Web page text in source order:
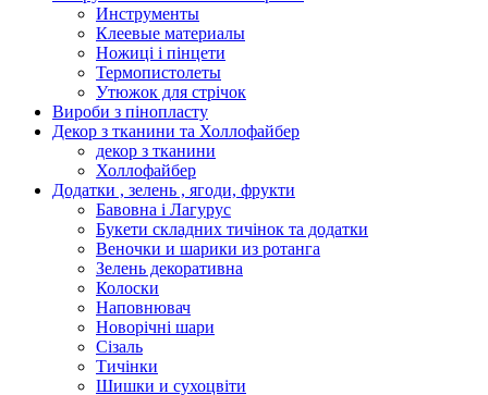
Инструменты
Клеевые материалы
Ножиці і пінцети
Термопистолеты
Утюжок для стрічок
Вироби з пінопласту
Декор з тканини та Холлофайбер
декор з тканини
Холлофайбер
Додатки , зелень , ягоди, фрукти
Бавовна і Лагурус
Букети складних тичінок та додатки
Веночки и шарики из ротанга
Зелень декоративна
Колоски
Наповнювач
Новорічні шари
Сізаль
Тичінки
Шишки и сухоцвіти